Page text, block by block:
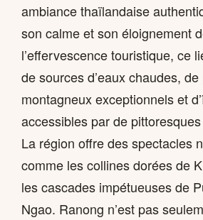
ambiance thaïlandaise
son calme et son éloignement
l’effervescence touristique, ce
de sources d’eaux chaudes,
montagneux exceptionnels et
accessibles par de
La région offre des spectacles
comme les collines dorées de
les cascades impétueuses de
Ngao. Ranong n’est pas